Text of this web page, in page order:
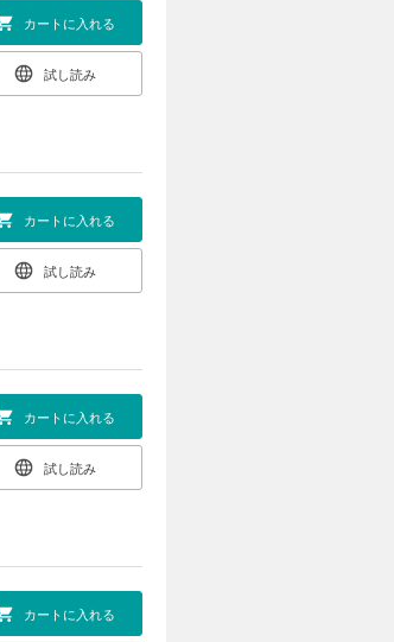
カートに入れる
試し読み
カートに入れる
試し読み
カートに入れる
試し読み
カートに入れる